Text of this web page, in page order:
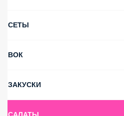
СЕТЫ
ВОК
ЗАКУСКИ